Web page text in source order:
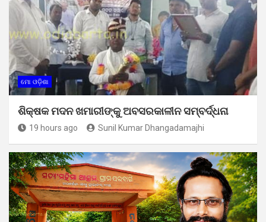
ମୋ ଓଡ଼ିଶା
ଶିକ୍ଷକ ମଦନ ଖମାରୀଙ୍କୁ ଅବସରକାଳୀନ ସମ୍ବର୍ଦ୍ଧନା
19 hours ago Sunil Kumar Dhangadamajhi